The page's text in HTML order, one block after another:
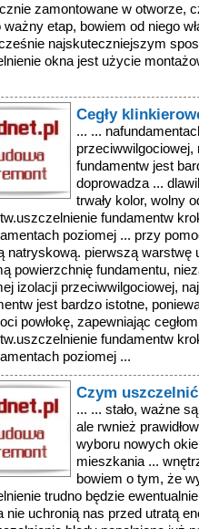
zamontowane w otworze,
ważny etap, bowiem od niego
najskuteczniejszym
okna jest użycie
Cegły
... ...
przeciwwilgociowej,
fundamentw jest
doprowadza ...
trwały kolor, wolny
fundamentw
poziomej ... przy
natryskową. pierwszą warstwę
powierzchnię fundamentu,
izolacji przeciwwilgociowej,
jest bardzo istotne,
powłokę, zapewniając
fundamentw
poziomej ...
Czym
... ... stało, ważne
ale rwnież
wyboru nowych
mieszkania ...
bowiem o tym, że
trudno będzie
nie uchronią nas przed utratą